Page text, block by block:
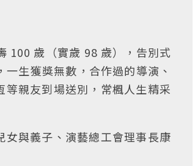
100 歲（實歲 98 歲），告別式
生獲獎無數，合作過的導演、
親友到場送別，常楓人生精采
與義子、演藝總工會理事長康